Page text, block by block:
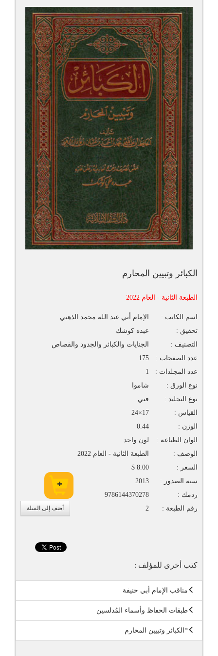
أضف إلى السلة
الكبائر وتبيين المحارم
الطبعة الثانية - العام 2022
اسم الكاتب :
الإمام أبي عبد الله محمد الذهبي
تحقيق :
عبده كوشك
التصنيف :
الجنايات والكبائر والجدود والقصاص
عدد الصفحات :
175
عدد المجلدات :
1
نوع الورق :
شاموا
نوع التجليد :
فني
القياس :
17×24
الوزن :
0.44
الوان الطباعة :
لون واحد
الوصف :
الطبعة الثانية - العام 2022
السعر :
8.00 $
سنة الصدور :
2013
ردمك :
9786144370278
رقم الطبعة :
2
كتب أخرى للمؤلف :
مناقب الإمام أبي حنيفة
طبقات الحفاظ وأسماء المُدلسين
*الكبائر وتبيين المحارم